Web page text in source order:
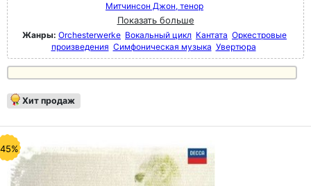
Митчинсон Джон, тенор
Показать больше
Жанры: Orchesterwerke Вокальный цикл Кантата Оркестровые
произведения Симфоническая музыка Увертюра
Хит продаж